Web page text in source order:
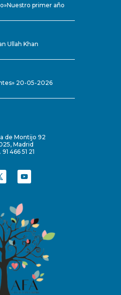
primer año
Ullah Khan
20-05-2026
de Montijo 92
Madrid
91 466 51 21